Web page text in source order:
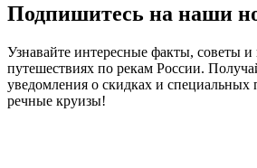
Подпишитесь на наши
Узнавайте интересные факты, советы и
путешествиях по рекам России.
уведомления о скидках и специальных
речные круизы!